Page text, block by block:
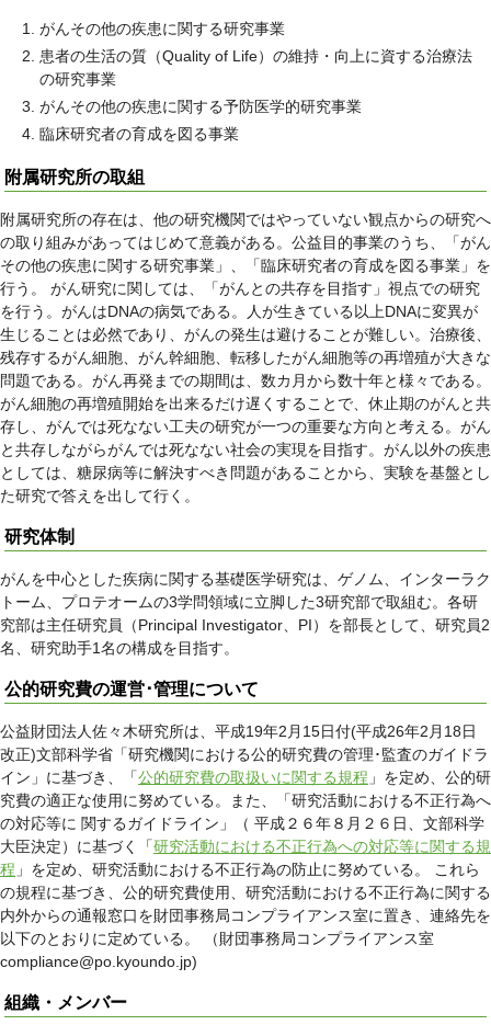
がんその他の疾患に関する研究事業
患者の生活の質（Quality of Life）の維持・向上に資する治療法
の研究事業
がんその他の疾患に関する予防医学的研究事業
臨床研究者の育成を図る事業
附属研究所の取組
附属研究所の存在は、他の研究機関ではやっていない観点からの研究へ
の取り組みがあってはじめて意義がある。公益目的事業のうち、「がん
その他の疾患に関する研究事業」、「臨床研究者の育成を図る事業」を
行う。 がん研究に関しては、「がんとの共存を目指す」視点での研究
を行う。がんはDNAの病気である。人が生きている以上DNAに変異が
生じることは必然であり、がんの発生は避けることが難しい。治療後、
残存するがん細胞、がん幹細胞、転移したがん細胞等の再増殖が大きな
問題である。がん再発までの期間は、数カ月から数十年と様々である。
がん細胞の再増殖開始を出来るだけ遅くすることで、休止期のがんと共
存し、がんでは死なない工夫の研究が一つの重要な方向と考える。がん
と共存しながらがんでは死なない社会の実現を目指す。がん以外の疾患
としては、糖尿病等に解決すべき問題があることから、実験を基盤とし
た研究で答えを出して行く。
研究体制
がんを中心とした疾病に関する基礎医学研究は、ゲノム、インターラク
トーム、プロテオームの3学問領域に立脚した3研究部で取組む。各研
究部は主任研究員（Principal Investigator、PI）を部長として、研究員2
名、研究助手1名の構成を目指す。
公的研究費の運営･管理について
公益財団法人佐々木研究所は、平成19年2月15日付(平成26年2月18日
改正)文部科学省「研究機関における公的研究費の管理･監査のガイドラ
イン」に基づき、「公的研究費の取扱いに関する規程 」を定め、公的研
究費の適正な使用に努めている。また、「研究活動における不正行為へ
の対応等に 関するガイドライン」（ 平成２６年８月２６日、文部科学
大臣決定）に基づく「研究活動における不正行為への対応等に関する規
程 」を定め、研究活動における不正行為の防止に努めている。 これら
の規程に基づき、公的研究費使用、研究活動における不正行為に関する
内外からの通報窓口を財団事務局コンプライアンス室に置き、連絡先を
以下のとおりに定めている。 （財団事務局コンプライアンス室
compliance@po.kyoundo.jp)
組織・メンバー